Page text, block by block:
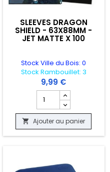
- EUCALYPTUS DUAL SLEEVES
SLEEVES DRAGON SHIELD -
SLEEVES DRAGON
SHIELD - 63X88MM -
JET MATTE X 100
Stock Ville du Bois: 0
Stock Rambouillet: 3
9,99 €
Champ quantité du
 Ajouter au panier